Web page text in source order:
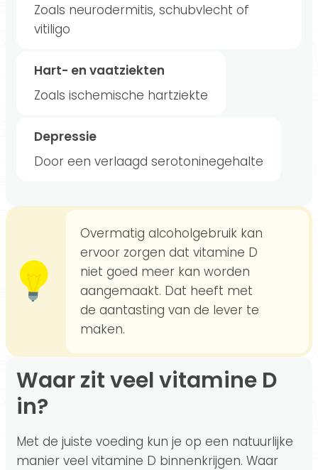
Zoals neurodermitis, schubvlecht of
vitiligo
Hart- en vaatziekten
Zoals ischemische hartziekte
Depressie
Door een verlaagd serotoninegehalte
Overmatig alcoholgebruik kan
ervoor zorgen dat vitamine D
niet goed meer kan worden
aangemaakt. Dat heeft met
de aantasting van de lever te
maken.
Waar zit veel vitamine D
in?
Met de juiste voeding kun je op een natuurlijke
manier veel vitamine D binnenkrijgen. Waar